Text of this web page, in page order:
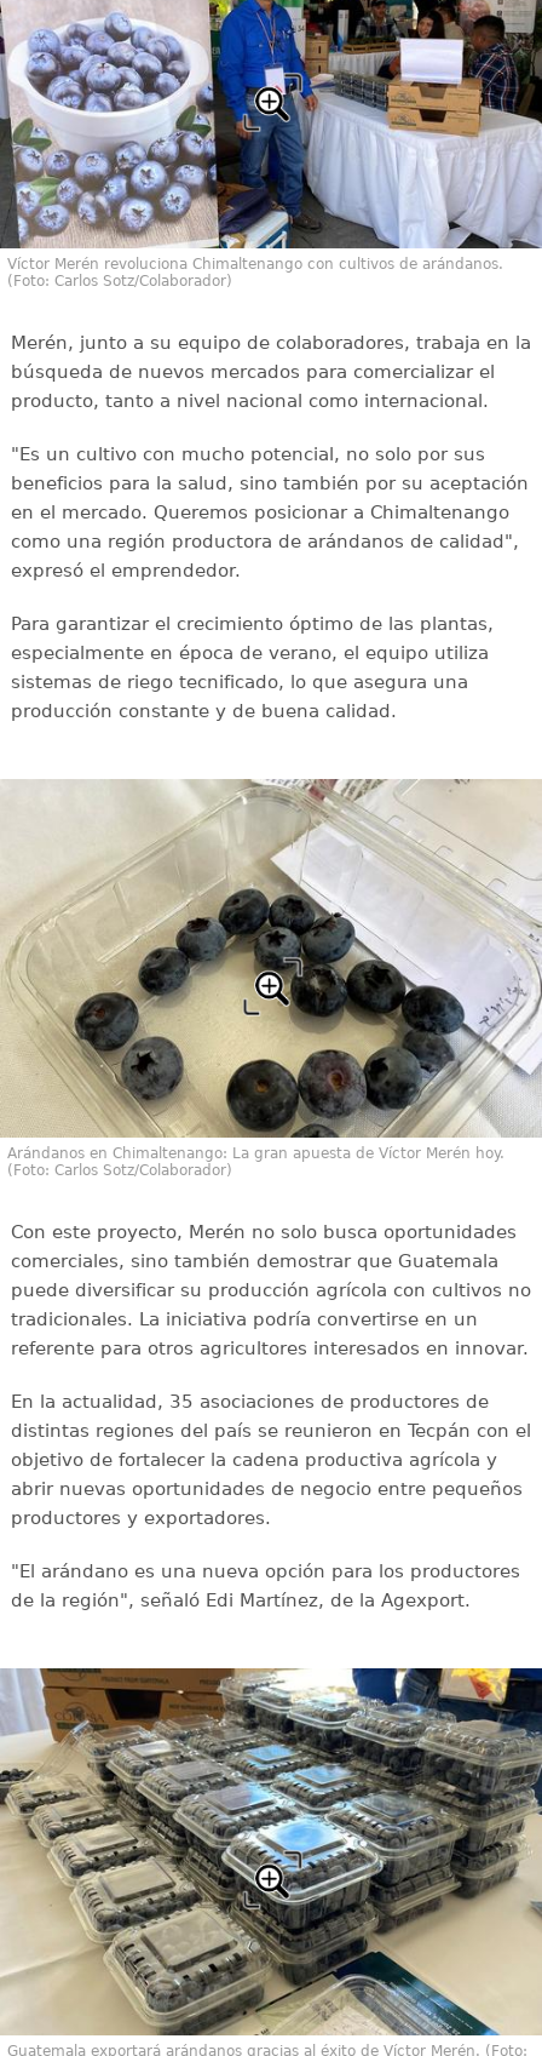
Víctor Merén revoluciona Chimaltenango con cultivos de arándanos.
(Foto: Carlos Sotz/Colaborador)
Merén, junto a su equipo de colaboradores, trabaja en la
búsqueda de nuevos mercados para comercializar el
producto, tanto a nivel nacional como internacional.
"Es un cultivo con mucho potencial, no solo por sus
beneficios para la salud, sino también por su aceptación
en el mercado. Queremos posicionar a Chimaltenango
como una región productora de arándanos de calidad",
expresó el emprendedor.
Para garantizar el crecimiento óptimo de las plantas,
especialmente en época de verano, el equipo utiliza
sistemas de riego tecnificado, lo que asegura una
producción constante y de buena calidad.
Arándanos en Chimaltenango: La gran apuesta de Víctor Merén hoy.
(Foto: Carlos Sotz/Colaborador)
Con este proyecto, Merén no solo busca oportunidades
comerciales, sino también demostrar que Guatemala
puede diversificar su producción agrícola con cultivos no
tradicionales. La iniciativa podría convertirse en un
referente para otros agricultores interesados en innovar.
En la actualidad, 35 asociaciones de productores de
distintas regiones del país se reunieron en Tecpán con el
objetivo de fortalecer la cadena productiva agrícola y
abrir nuevas oportunidades de negocio entre pequeños
productores y exportadores.
"El arándano es una nueva opción para los productores
de la región", señaló Edi Martínez, de la Agexport.
Guatemala exportará arándanos gracias al éxito de Víctor Merén. (Foto: